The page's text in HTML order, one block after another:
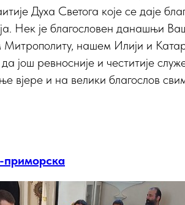
Духа Светога које се даје
Нек је благословен данашњи
нашем Илији и
још ревносније и честитије
вјере и на велики благослов
приморска